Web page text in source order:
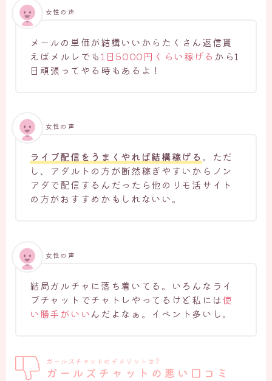
メールの単価が結構いいからたくさん返信貰
えばメルレでも1日5000円くらい稼げる から1
日頑張ってやる時もあるよ！
女性の声
ライブ配信をうまくやれば結構稼げる 。ただ
し、アダルトの方が断然稼ぎやすいからノン
アダで配信するんだったら他のリモ活サイト
の方がおすすめかもしれないい。
女性の声
結局ガルチャに落ち着いてる。いろんなライ
ブチャットでチャトレやってるけど私には使
い勝手がいいんだよなぁ。イベント多いし。
女性の声
ガールズチャットのデメリットは？
ガールズチャットの悪い口コミ